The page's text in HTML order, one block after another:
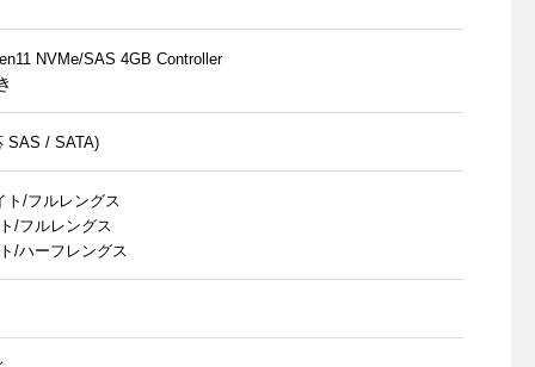
NVMe/SAS 4GB Controller
SAS / SATA)
ト/フルレングス
/フルレングス
/ハーフレングス